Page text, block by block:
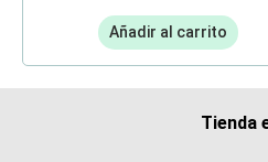
Añadir al carrito
Tienda